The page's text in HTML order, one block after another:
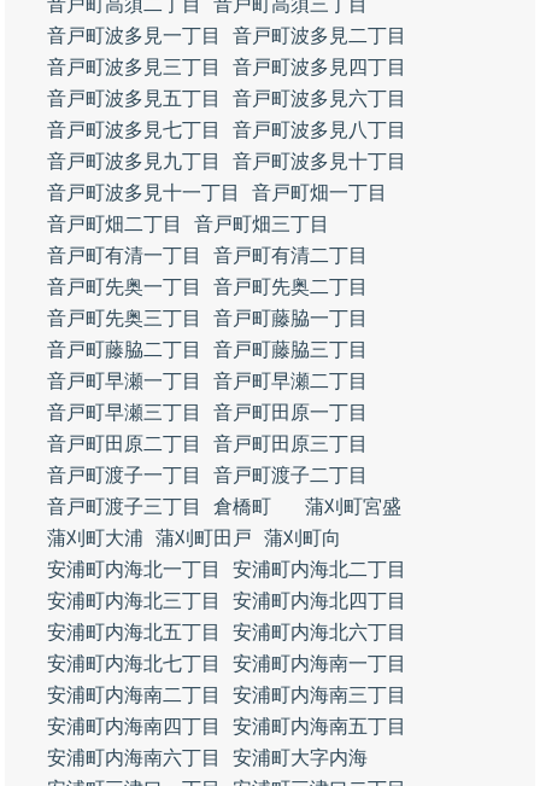
音戸町高須二丁目
音戸町高須三丁目
音戸町波多見一丁目
音戸町波多見二丁目
音戸町波多見三丁目
音戸町波多見四丁目
音戸町波多見五丁目
音戸町波多見六丁目
音戸町波多見七丁目
音戸町波多見八丁目
音戸町波多見九丁目
音戸町波多見十丁目
音戸町波多見十一丁目
音戸町畑一丁目
音戸町畑二丁目
音戸町畑三丁目
音戸町有清一丁目
音戸町有清二丁目
音戸町先奥一丁目
音戸町先奥二丁目
音戸町先奥三丁目
音戸町藤脇一丁目
音戸町藤脇二丁目
音戸町藤脇三丁目
音戸町早瀬一丁目
音戸町早瀬二丁目
音戸町早瀬三丁目
音戸町田原一丁目
音戸町田原二丁目
音戸町田原三丁目
音戸町渡子一丁目
音戸町渡子二丁目
音戸町渡子三丁目
倉橋町
蒲刈町宮盛
蒲刈町大浦
蒲刈町田戸
蒲刈町向
安浦町内海北一丁目
安浦町内海北二丁目
安浦町内海北三丁目
安浦町内海北四丁目
安浦町内海北五丁目
安浦町内海北六丁目
安浦町内海北七丁目
安浦町内海南一丁目
安浦町内海南二丁目
安浦町内海南三丁目
安浦町内海南四丁目
安浦町内海南五丁目
安浦町内海南六丁目
安浦町大字内海